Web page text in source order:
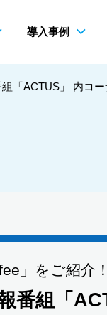
導入事例
「ACTUS」 内コ
」をご紹介！
番組「